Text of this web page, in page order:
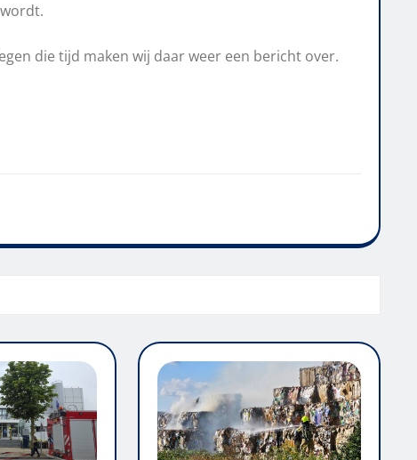
die tijd maken wij daar weer een bericht over.